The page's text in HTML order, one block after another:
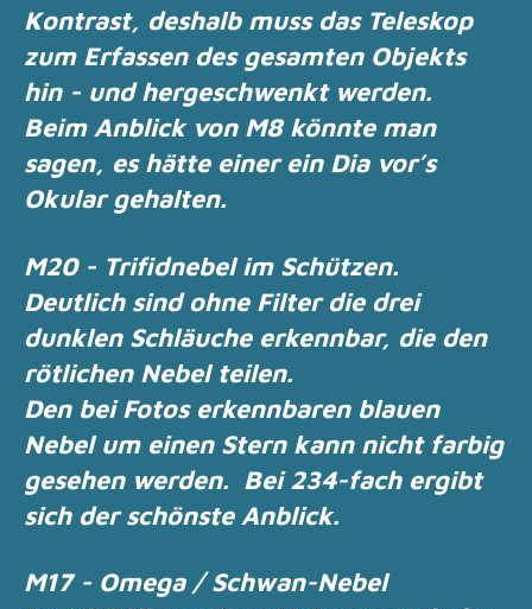
Kontrast, deshalb muss das Teleskop
zum Erfassen des gesamten Objekts
hin - und hergeschwenkt werden.
Beim Anblick von M8 könnte man
sagen, es hätte einer ein Dia vor’s
Okular gehalten.
M20 - Trifidnebel im Schützen.
Deutlich sind ohne Filter die drei
dunklen Schläuche erkennbar, die den
rötlichen Nebelteilen.
Den bei Fotos erkennbaren blauen
Nebel um einen Stern kann nicht farbig
gesehen werden. Bei 234-fach ergibt
sich der schönste Anblick.
M17 - Omega / Schwan-Nebel